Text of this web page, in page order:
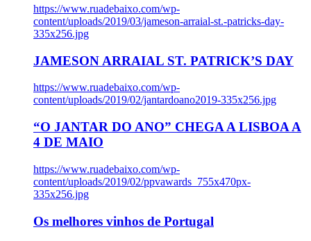
https://www.ruadebaixo.com/wp-
content/uploads/2019/03/jameson-arraial-st.-patricks-day-
335x256.jpg
JAMESON ARRAIAL ST. PATRICK’S DAY
https://www.ruadebaixo.com/wp-
content/uploads/2019/02/jantardoano2019-335x256.jpg
“O JANTAR DO ANO” CHEGA A LISBOA A
4 DE MAIO
https://www.ruadebaixo.com/wp-
content/uploads/2019/02/ppvawards_755x470px-
335x256.jpg
Os melhores vinhos de Portugal